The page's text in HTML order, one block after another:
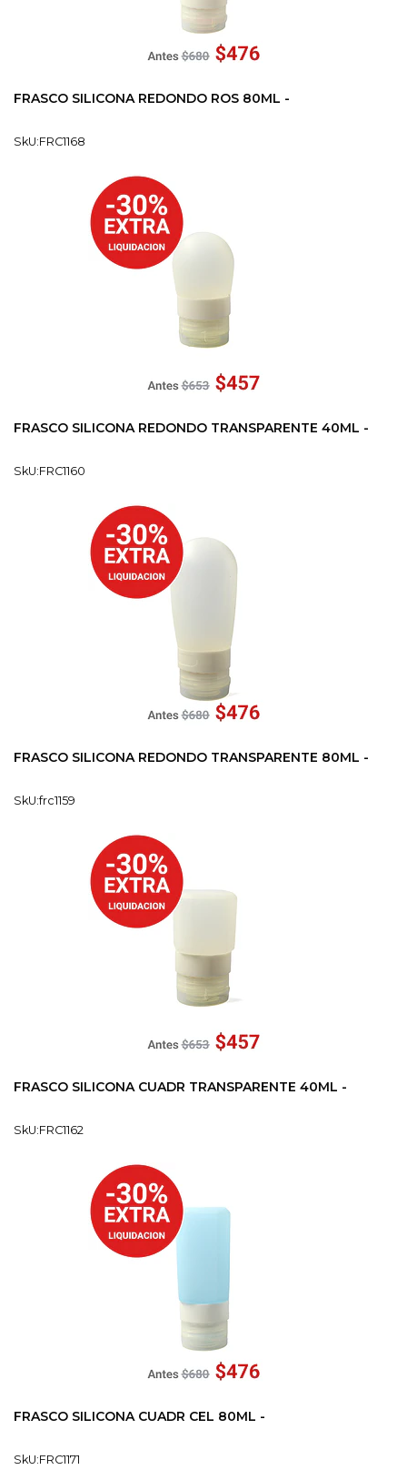
FRASCO SILICONA REDONDO ROS 80ML -
SkU:FRC1168
FRASCO SILICONA REDONDO TRANSPARENTE 40ML -
SkU:FRC1160
FRASCO SILICONA REDONDO TRANSPARENTE 80ML -
SkU:frc1159
FRASCO SILICONA CUADR TRANSPARENTE 40ML -
SkU:FRC1162
FRASCO SILICONA CUADR CEL 80ML -
SkU:FRC1171